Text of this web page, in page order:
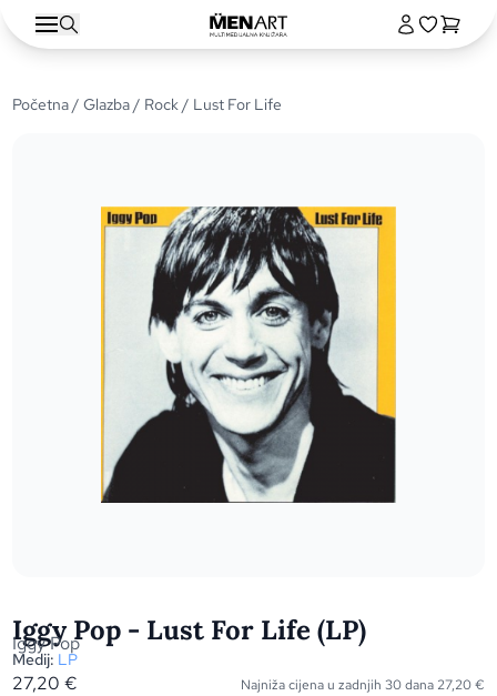
Početna/Glazba/ Rock/ Lust For Life
Iggy Pop - Lust For Life (LP)
Iggy Pop
Medij: LP
27,20€ Najniža cijena u zadnjih 30 dana 27,20€